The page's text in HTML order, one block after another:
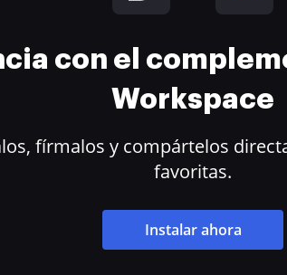
con el
Workspace
fírmalos y compártelos
favoritas.
Instalar ahora